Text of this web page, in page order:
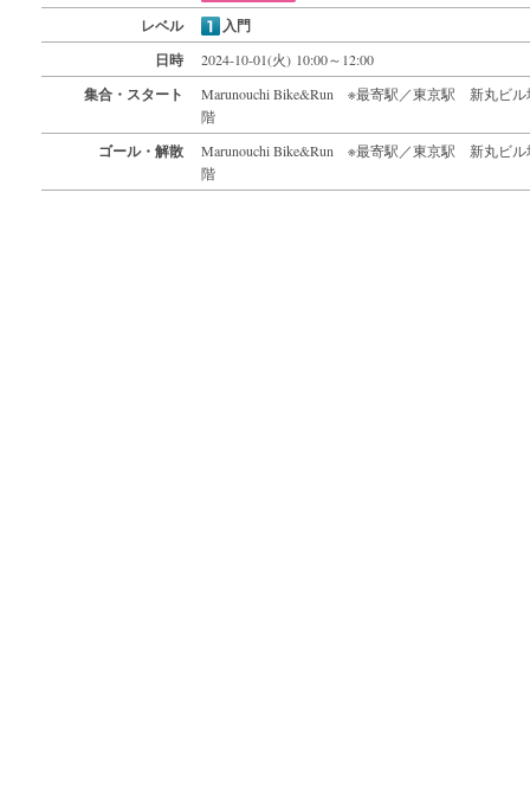
レベル
入門
日時
2024-10-01(火) 10:00～12:00
集合・スタート
Marunouchi Bike&Run ※最寄駅／東京駅 新丸ビル
階
ゴール・解散
Marunouchi Bike&Run ※最寄駅／東京駅 新丸ビル
階